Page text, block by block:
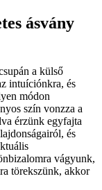
ásvány
a külső
intuíciónkra, és
módon
szín vonzza a
érzünk egyfajta
és
vágyunk,
törekszünk, akkor